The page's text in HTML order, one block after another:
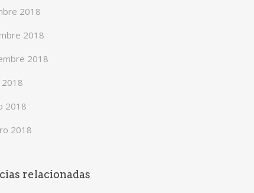
2018
2018
2018
2018
2018
relacionadas